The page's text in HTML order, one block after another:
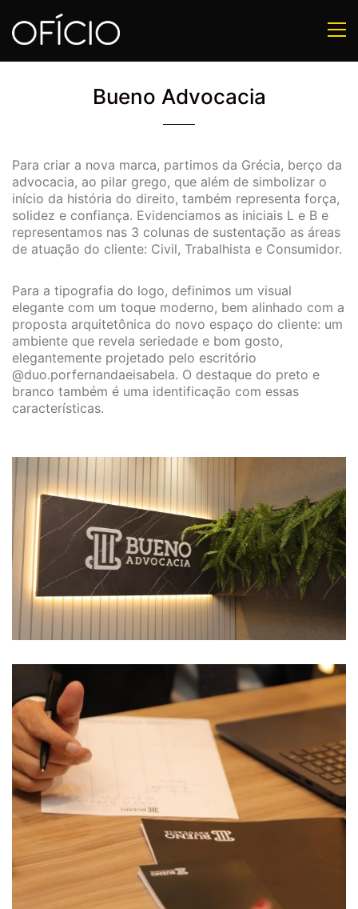
Bueno Advocacia
Para criar a nova marca, partimos da Grécia, berço da
advocacia, ao pilar grego, que além de simbolizar o
início da história do direito, também representa força,
solidez e confiança. Evidenciamos as iniciais L e B e
representamos nas 3 colunas de sustentação as áreas
de atuação do cliente: Civil, Trabalhista e Consumidor.
Para a tipografia do logo, definimos um visual
elegante com um toque moderno, bem alinhado com a
proposta arquitetônica do novo espaço do cliente: um
ambiente que revela seriedade e bom gosto,
elegantemente projetado pelo escritório
@duo.porfernandaeisabela. O destaque do preto e
branco também é uma identificação com essas
características.